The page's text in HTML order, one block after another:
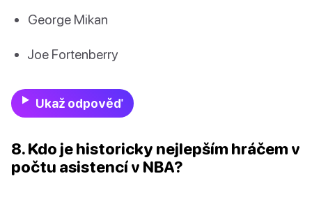
George Mikan
Joe Fortenberry
Ukaž odpověď
8. Kdo je historicky nejlepším hráčem v
počtu asistencí v NBA?